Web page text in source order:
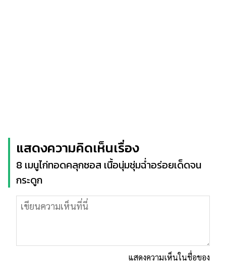
แสดงความคิดเห็นเรื่อง
8 เมนูไก่ทอดคลุกซอส เนื้อนุ่มชุ่มฉ่ำอร่อยเด็ดจน
กระดูก
แสดงความเห็นในชื่อของ